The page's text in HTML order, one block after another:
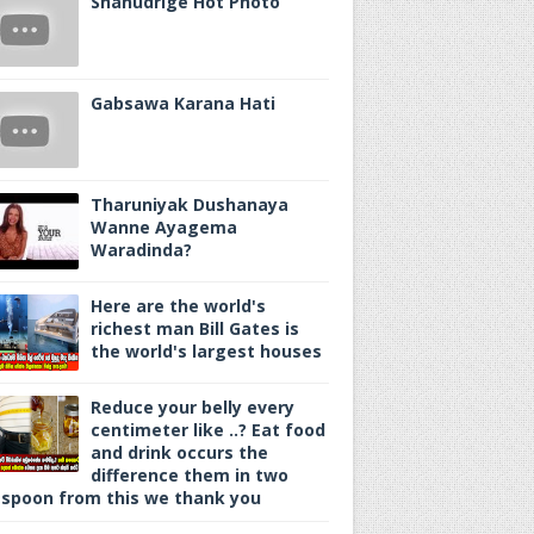
Gabsawa Karana Hati
Tharuniyak Dushanaya
Wanne Ayagema
Waradinda?
Here are the world's
richest man Bill Gates is
the world's largest houses
Reduce your belly every
centimeter like ..? Eat food
and drink occurs the
difference them in two
from this we thank you